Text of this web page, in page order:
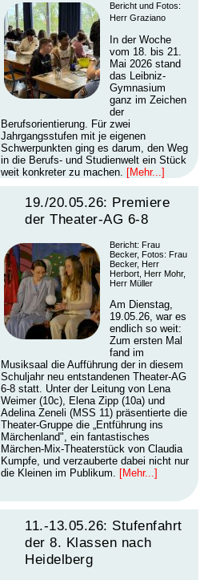
Bericht und Fotos:
Herr Graziano
In der Woche
vom 18. bis 21.
Mai 2026 stand
das Leibniz-
Gymnasium
ganz im Zeichen
der
Berufsorientierung. Für zwei
Jahrgangsstufen mit je eigenen
Schwerpunkten ging es darum, den Weg
in die Berufs- und Studienwelt ein Stück
weit konkreter zu machen. [Mehr...]
19./20.05.26: Premiere
der Theater-AG 6-8
Bericht: Frau
Becker, Fotos: Frau
Becker, Herr
Herbort, Herr Mohr,
Herr Müller
Am Dienstag,
19.05.26, war es
endlich so weit:
Zum ersten Mal
fand im
Musiksaal die Aufführung der in diesem
Schuljahr neu entstandenen Theater-AG
6-8 statt. Unter der Leitung von Lena
Weimer (10c), Elena Zipp (10a) und
Adelina Zeneli (MSS 11) präsentierte die
Theater-Gruppe die „Entführung ins
Märchenland", ein fantastisches
Märchen-Mix-Theaterstück von Claudia
Kumpfe, und verzauberte dabei nicht nur
die Kleinen im Publikum. [Mehr...]
11.-13.05.26: Stufenfahrt
der 8. Klassen nach
Heidelberg